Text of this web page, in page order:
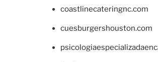
coastlinecateringnc.com
cuesburgershouston.com